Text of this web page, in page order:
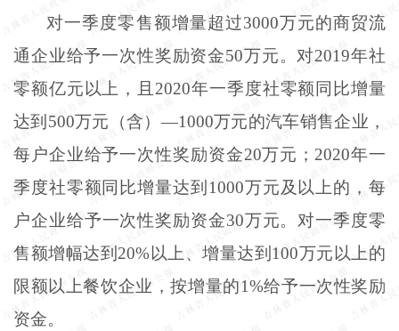
对一季度零售额增量超过3000万元的商贸流
通企业给予一次性奖励资金50万元。对2019年社
零额亿元以上，且2020年一季度社零额同比增量
达到500万元（含）—1000万元的汽车销售企业，
每户企业给予一次性奖励资金20万元；2020年一
季度社零额同比增量达到1000万元及以上的，每
户企业给予一次性奖励资金30万元。对一季度零
售额增幅达到20%以上、增量达到100万元以上的
限额以上餐饮企业，按增量的1%给予一次性奖励
资金。